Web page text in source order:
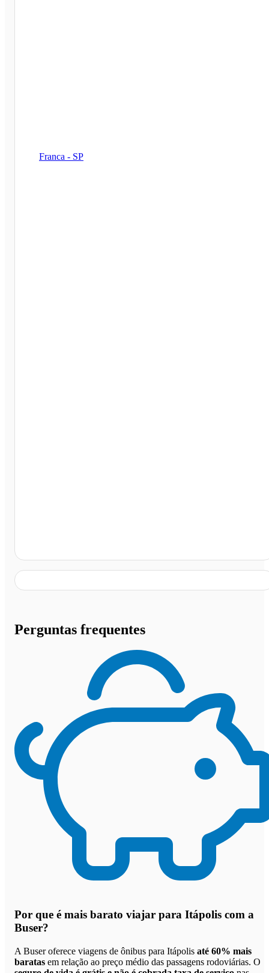
Franca - SP
Perguntas frequentes
Por que é mais barato viajar para Itápolis com a
Buser?
A Buser oferece viagens de ônibus para Itápolis até 60% mais
baratas em relação ao preço médio das passagens rodoviárias. O